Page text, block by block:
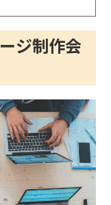
ジ制作会